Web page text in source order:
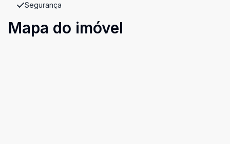
Segurança
Mapa do imóvel